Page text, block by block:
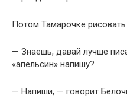
Потом Тамарочке
— Знаешь, давай лучше
«апельсин» напишу?
— Напиши, — говорит